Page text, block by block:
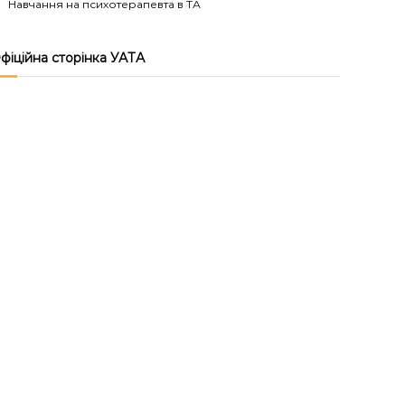
Навчання на психотерапевта в ТА
сторінка УАТА